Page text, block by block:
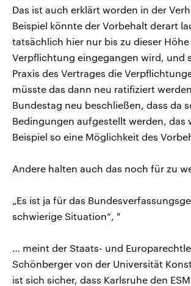
Das ist auch erklärt worden in der
Beispiel könnte der Vorbehalt derart
tatsächlich hier nur bis zu dieser
Verpflichtung eingegangen wird, und
Praxis des Vertrages die
müsste das dann neu ratifiziert
Bundestag neu beschließen, dass da
Bedingungen aufgestellt werden, das
Beispiel so eine Möglichkeit des
Andere halten auch das noch für zu
„Es ist ja für das
schwierige Situation“, "
… meint der Staats- und
Schönberger von der Universität
ist sich sicher, dass Karlsruhe den